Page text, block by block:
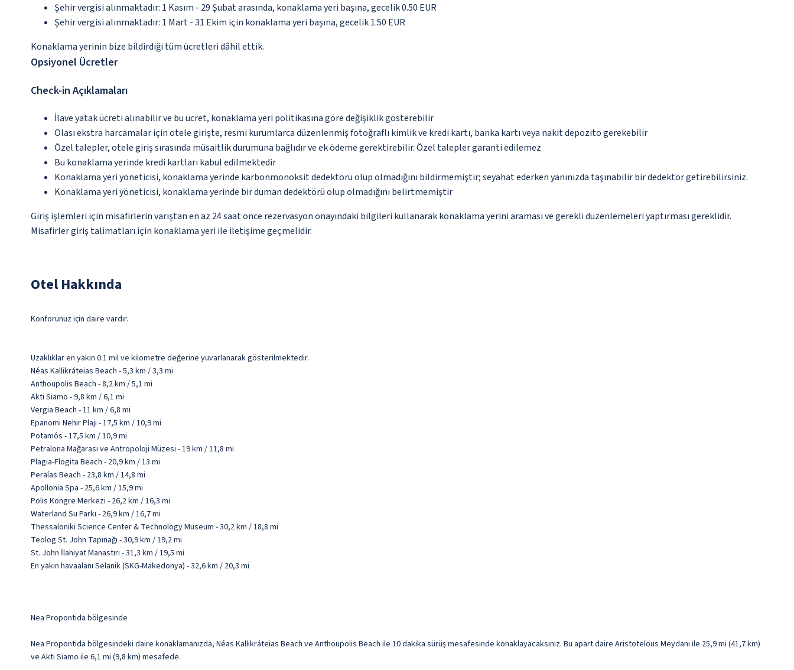
Şehir vergisi alınmaktadır: 1 Kasım - 29 Şubat arasında, konaklama yeri başına, gecelik 0.50 EUR
Şehir vergisi alınmaktadır: 1 Mart - 31 Ekim için konaklama yeri başına, gecelik 1.50 EUR
Konaklama yerinin bize bildirdiği tüm ücretleri dâhil ettik.
Opsiyonel Ücretler
Check-in Açıklamaları
İlave yatak ücreti alınabilir ve bu ücret, konaklama yeri politikasına göre değişiklik gösterebilir
Olası ekstra harcamalar için otele girişte, resmi kurumlarca düzenlenmiş fotoğraflı kimlik ve kredi kartı, banka kartı veya nakit depozito gerekebilir
Özel talepler, otele giriş sırasında müsaitlik durumuna bağlıdır ve ek ödeme gerektirebilir. Özel talepler garanti edilemez
Bu konaklama yerinde kredi kartları kabul edilmektedir
Konaklama yeri yöneticisi, konaklama yerinde karbonmonoksit dedektörü olup olmadığını bildirmemiştir; seyahat ederken yanınızda taşınabilir bir dedektör getirebilirsiniz.
Konaklama yeri yöneticisi, konaklama yerinde bir duman dedektörü olup olmadığını belirtmemiştir
Giriş işlemleri için misafirlerin varıştan en az 24 saat önce rezervasyon onayındaki bilgileri kullanarak konaklama yerini araması ve gerekli düzenlemeleri yaptırması gereklidir.
Misafirler giriş talimatları için konaklama yeri ile iletişime geçmelidir.
Otel Hakkında
Konforunuz için daire vardır.
Uzaklıklar en yakın 0.1 mil ve kilometre değerine yuvarlanarak gösterilmektedir.
Néas Kallikráteias Beach - 5,3 km / 3,3 mi
Anthoupolis Beach - 8,2 km / 5,1 mi
Akti Siamo - 9,8 km / 6,1 mi
Vergia Beach - 11 km / 6,8 mi
Epanomi Nehir Plajı - 17,5 km / 10,9 mi
Potamós - 17,5 km / 10,9 mi
Petralona Mağarası ve Antropoloji Müzesi - 19 km / 11,8 mi
Plagia-Flogita Beach - 20,9 km / 13 mi
Peraías Beach - 23,8 km / 14,8 mi
Apollonia Spa - 25,6 km / 15,9 mi
Polis Kongre Merkezi - 26,2 km / 16,3 mi
Waterland Su Parkı - 26,9 km / 16,7 mi
Thessaloniki Science Center & Technology Museum - 30,2 km / 18,8 mi
Teolog St. John Tapınağı - 30,9 km / 19,2 mi
St. John İlahiyat Manastırı - 31,3 km / 19,5 mi
En yakın havaalanı Selanik (SKG-Makedonya) - 32,6 km / 20,3 mi
Nea Propontida bölgesinde
Nea Propontida bölgesindeki daire konaklamanızda, Néas Kallikráteias Beach ve Anthoupolis Beach ile 10 dakika sürüş mesafesinde konaklayacaksınız. Bu apart daire Aristotelous Meydanı ile 25,9 mi (41,7 km)
ve Akti Siamo ile 6,1 mi (9,8 km) mesafede.